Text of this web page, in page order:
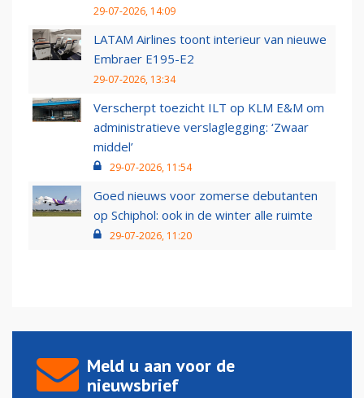
29-07-2026, 14:09
LATAM Airlines toont interieur van nieuwe
Embraer E195-E2
29-07-2026, 13:34
Verscherpt toezicht ILT op KLM E&M om
administratieve verslaglegging: ‘Zwaar
middel’
29-07-2026, 11:54
Goed nieuws voor zomerse debutanten
op Schiphol: ook in de winter alle ruimte
29-07-2026, 11:20
Meld u aan voor de
nieuwsbrief